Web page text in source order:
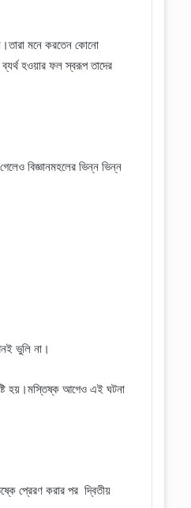
মনে করতেন কোনো
হওয়ার ফল স্বরূপ তাদের
বিজ্ঞানমহলের ভিন্ন ভিন্ন
ভুলি না।
হয়।মস্তিষ্ক আগেও এই ঘটনা
প্রেরণ করার পর দ্বিতীয়